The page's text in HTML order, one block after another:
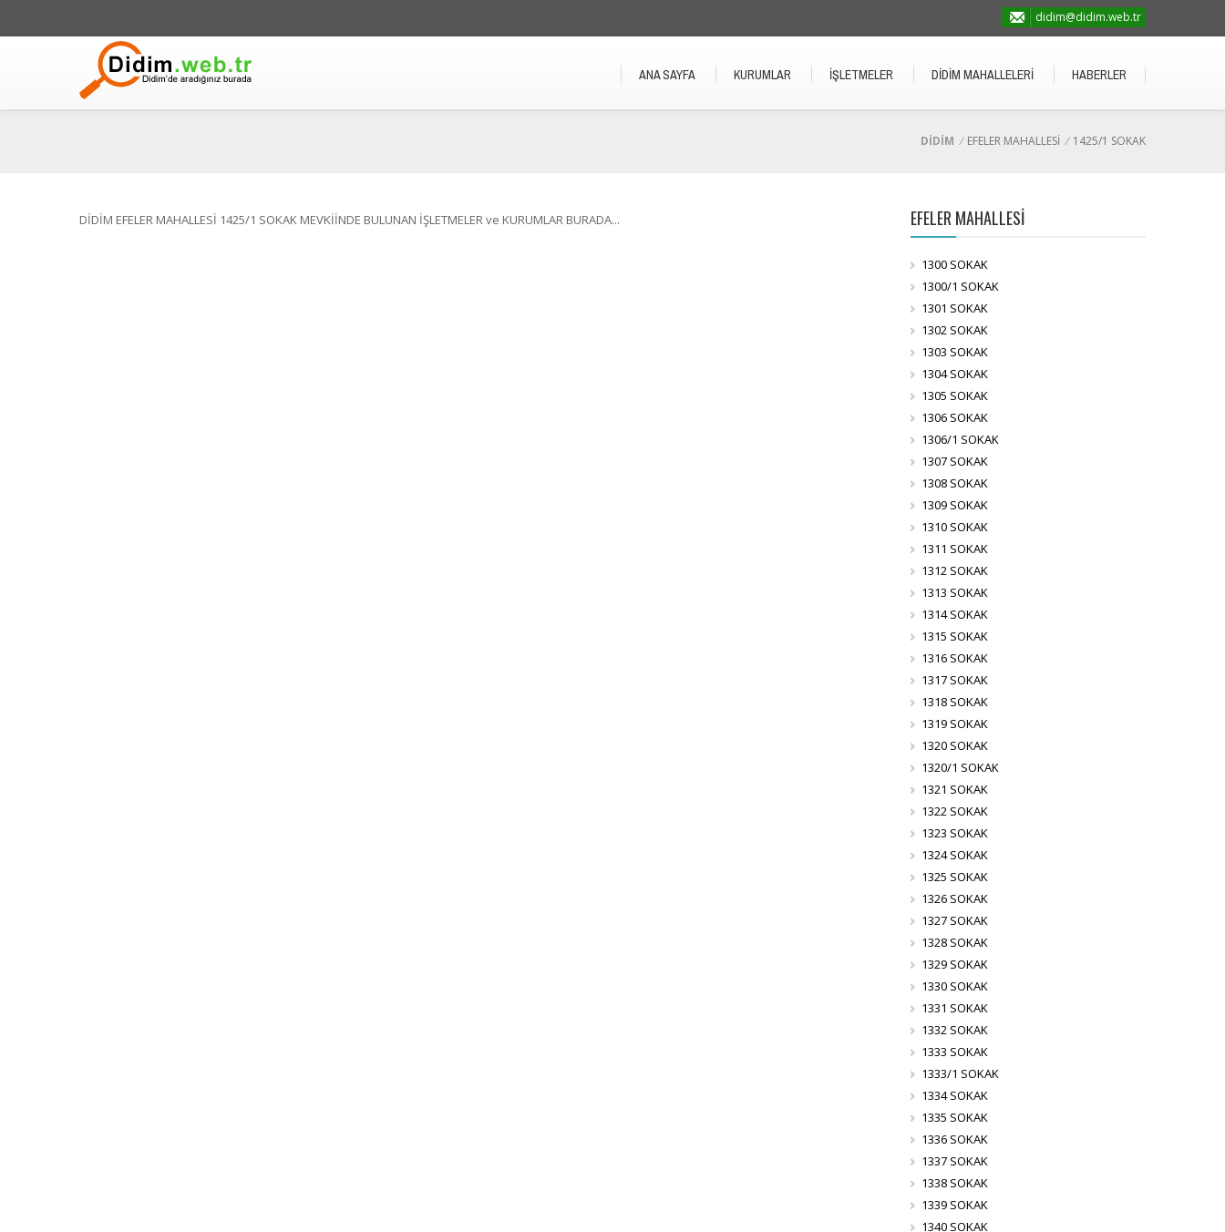
didim@didim.web.tr
ANA SAYFA KURUMLAR İŞLETMELER DİDİM MAHALLELERİ HABERLER
DİDİM / EFELER MAHALLESİ / 1425/1 SOKAK
DİDİM EFELER MAHALLESİ 1425/1 SOKAK MEVKİİNDE BULUNAN İŞLETMELER ve KURUMLAR BURADA... EFELER MAHALLESİ
1300 SOKAK
1300/1 SOKAK
1301 SOKAK
1302 SOKAK
1303 SOKAK
1304 SOKAK
1305 SOKAK
1306 SOKAK
1306/1 SOKAK
1307 SOKAK
1308 SOKAK
1309 SOKAK
1310 SOKAK
1311 SOKAK
1312 SOKAK
1313 SOKAK
1314 SOKAK
1315 SOKAK
1316 SOKAK
1317 SOKAK
1318 SOKAK
1319 SOKAK
1320 SOKAK
1320/1 SOKAK
1321 SOKAK
1322 SOKAK
1323 SOKAK
1324 SOKAK
1325 SOKAK
1326 SOKAK
1327 SOKAK
1328 SOKAK
1329 SOKAK
1330 SOKAK
1331 SOKAK
1332 SOKAK
1333 SOKAK
1333/1 SOKAK
1334 SOKAK
1335 SOKAK
1336 SOKAK
1337 SOKAK
1338 SOKAK
1339 SOKAK
1340 SOKAK